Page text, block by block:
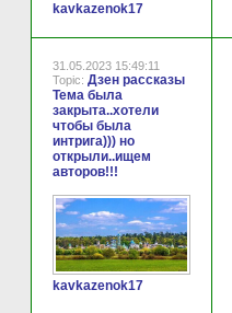
kavkazenok17
31.05.2023 15:49:11
Topic: Дзен рассказы
Тема была
закрыта..хотели
чтобы была
интрига))) но
открыли..ищем
авторов!!!
kavkazenok17